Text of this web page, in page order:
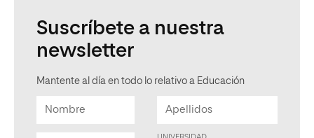
Suscríbete a nuestra
newsletter
Mantente al día en todo lo relativo a Educación